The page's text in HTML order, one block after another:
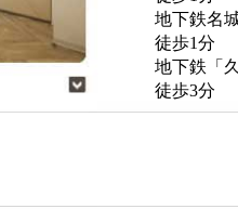
地下鉄名
徒歩1分
地下鉄「
徒歩3分